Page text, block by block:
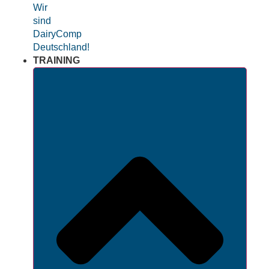
Wir
sind
DairyComp
Deutschland!
TRAINING